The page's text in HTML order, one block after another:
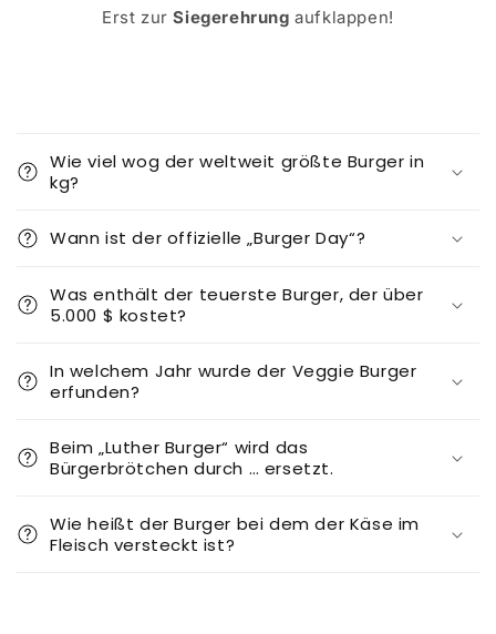
Erst zurSiegerehrungaufklappen!
n
l
p
p
a
r
n
h
Wie viel wog der weltweit größte Burger in
kg?
Wann ist der offizielle „Burger Day“?
Was enthält der teuerste Burger, der über
5.000 $ kostet?
In welchem Jahr wurde der Veggie Burger
erfunden?
Beim „Luther Burger“ wird das
Bürgerbrötchen durch … ersetzt.
Wie heißt der Burger bei dem der Käse im
Fleisch versteckt ist?